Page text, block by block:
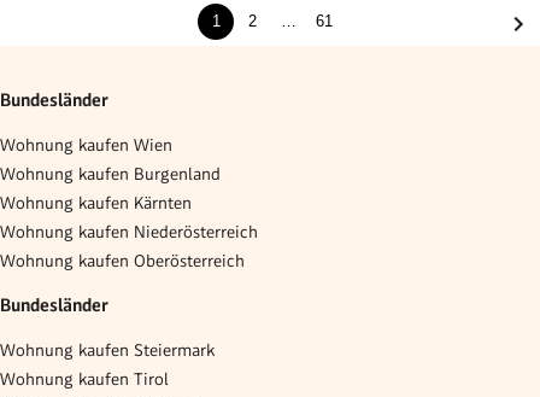
1 2 … 61
Bundesländer
Wohnung kaufen Wien
Wohnung kaufen Burgenland
Wohnung kaufen Kärnten
Wohnung kaufen Niederösterreich
Wohnung kaufen Oberösterreich
Bundesländer
Wohnung kaufen Steiermark
Wohnung kaufen Tirol